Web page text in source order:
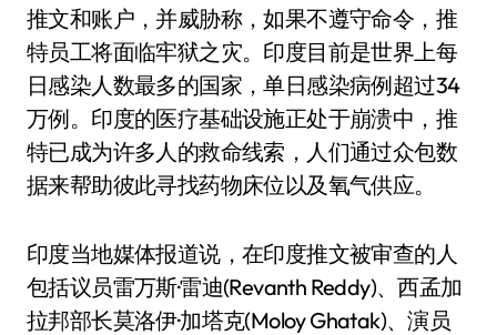
推文和账户，并威胁称，如果不遵守命令，推
特员工将面临牢狱之灾。印度目前是世界上每
日感染人数最多的国家，单日感染病例超过34
万例。印度的医疗基础设施正处于崩溃中，推
特已成为许多人的救命线索，人们通过众包数
据来帮助彼此寻找药物床位以及氧气供应。
印度当地媒体报道说，在印度推文被审查的人
包括议员雷万斯·雷迪(Revanth Reddy)、西孟加
拉邦部长莫洛伊·加塔克(Moloy Ghatak)、演员